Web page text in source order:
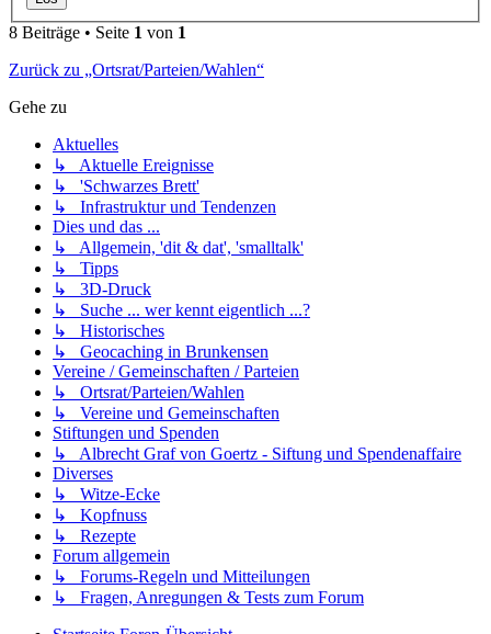
8 Beiträge • Seite 1 von 1
Zurück zu „Ortsrat/Parteien/Wahlen“
Gehe zu
Aktuelles
↳ Aktuelle Ereignisse
↳ 'Schwarzes Brett'
↳ Infrastruktur und Tendenzen
Dies und das ...
↳ Allgemein, 'dit & dat', 'smalltalk'
↳ Tipps
↳ 3D-Druck
↳ Suche ... wer kennt eigentlich ...?
↳ Historisches
↳ Geocaching in Brunkensen
Vereine / Gemeinschaften / Parteien
↳ Ortsrat/Parteien/Wahlen
↳ Vereine und Gemeinschaften
Stiftungen und Spenden
↳ Albrecht Graf von Goertz - Siftung und Spendenaffaire
Diverses
↳ Witze-Ecke
↳ Kopfnuss
↳ Rezepte
Forum allgemein
↳ Forums-Regeln und Mitteilungen
↳ Fragen, Anregungen & Tests zum Forum